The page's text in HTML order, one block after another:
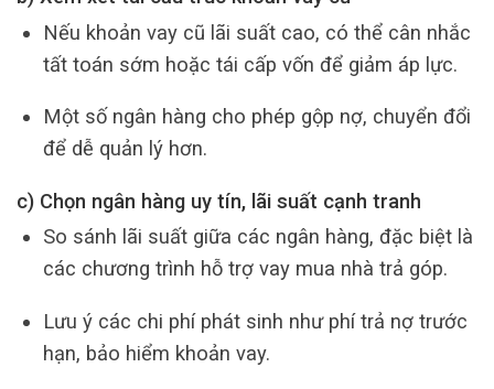
Nếu khoản vay cũ lãi suất cao, có thể cân nhắc
tất toán sớm hoặc tái cấp vốn để giảm áp lực.
Một số ngân hàng cho phép gộp nợ, chuyển đổi
để dễ quản lý hơn.
c) Chọn ngân hàng uy tín, lãi suất cạnh tranh
So sánh lãi suất giữa các ngân hàng, đặc biệt là
các chương trình hỗ trợ vay mua nhà trả góp.
Lưu ý các chi phí phát sinh như phí trả nợ trước
hạn, bảo hiểm khoản vay.